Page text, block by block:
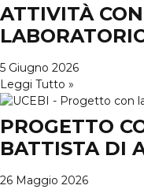
ATTIVITÀ
5 Giugno 2026
Leggi Tutto »
PROGETTO
BATTISTA DI
26 Maggio 2026